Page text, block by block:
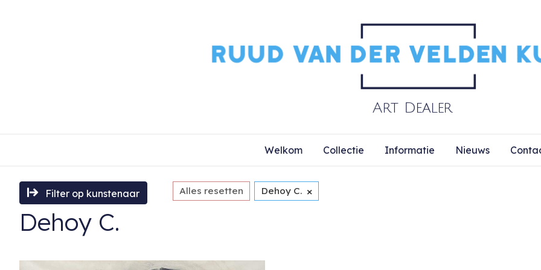
Welkom Collectie Informatie Nieuws
Filter op kunstenaar Alles resetten Dehoy C. ×
Dehoy C.